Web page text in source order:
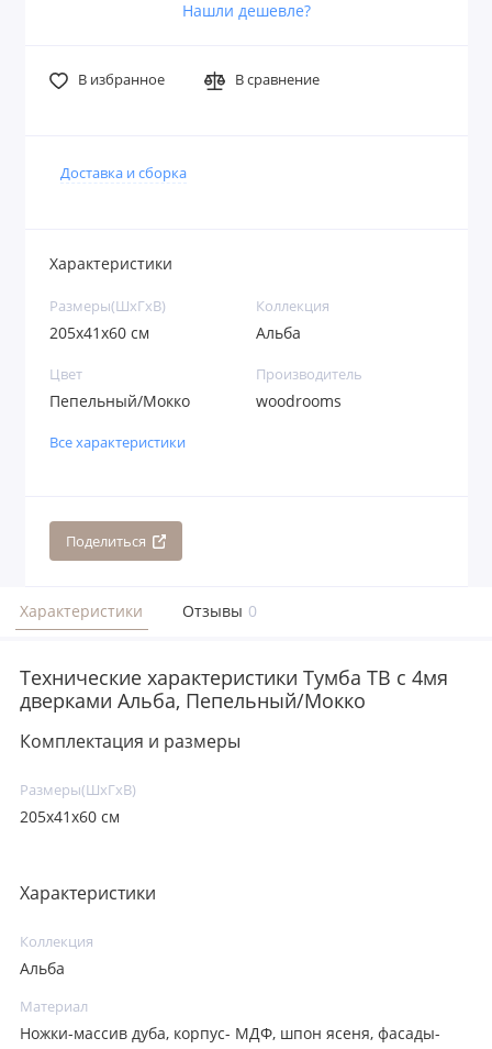
Нашли дешевле?
В избранное В сравнение
Доставка и сборка
Характеристики
Размеры(ШxГxВ)
205x41x60 см
Коллекция
Альба
Цвет
Пепельный/Мокко
Производитель
woodrooms
Все характеристики
Поделиться
Характеристики Отзывы 0
Технические характеристики Тумба ТВ с 4мя
дверками Альба, Пепельный/Мокко
Комплектация и размеры
Размеры(ШxГxВ)
205x41x60 см
Характеристики
Коллекция
Альба
Материал
Ножки-массив дуба, корпус- МДФ, шпон ясеня, фасады-